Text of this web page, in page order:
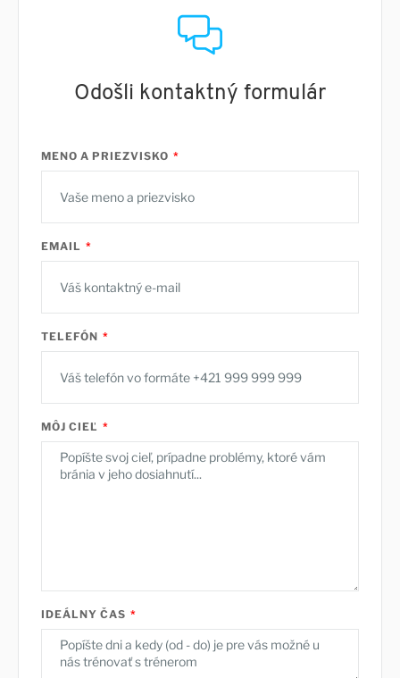
Odošli kontaktný formulár
MENO A PRIEZVISKO
EMAIL
TELEFÓN
MÔJ CIEĽ
IDEÁLNY ČAS